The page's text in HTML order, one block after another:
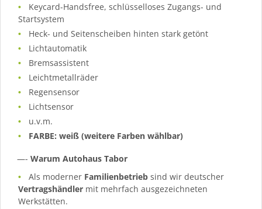
Keycard-Handsfree, schlüsselloses Zugangs- und
Startsystem
Heck- und Seitenscheiben hinten stark getönt
Lichtautomatik
Bremsassistent
Leichtmetallräder
Regensensor
Lichtsensor
u.v.m.
FARBE: weiß (weitere Farben wählbar)
—- Warum Autohaus Tabor
Als moderner Familienbetrieb sind wir deutscher
Vertragshändler mit mehrfach ausgezeichneten
Werkstätten.